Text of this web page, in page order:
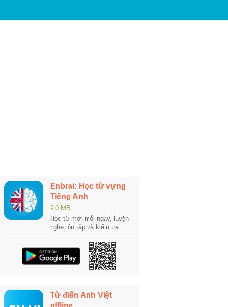
Enbrai: Học từ vựng
Tiếng Anh
9,0 MB
Học từ mới mỗi ngày, luyện
nghe, ôn tập và kiểm tra.
Từ điển Anh Việt
offline